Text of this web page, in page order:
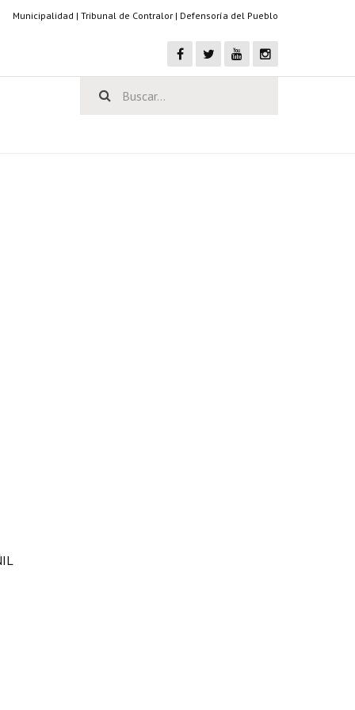
Municipalidad | Tribunal de Contralor | Defensoría del Pueblo